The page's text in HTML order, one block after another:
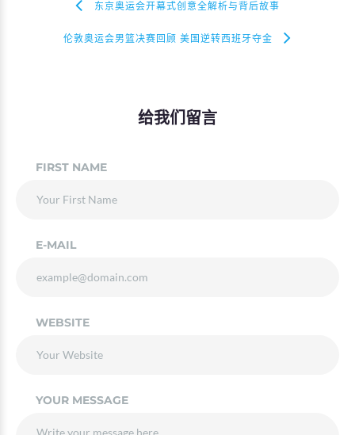
东京奥运会开幕式创意全解析与背后故事
伦敦奥运会男篮决赛回顾 美国逆转西班牙夺金
给我们留言
FIRST NAME
E-MAIL
WEBSITE
YOUR MESSAGE